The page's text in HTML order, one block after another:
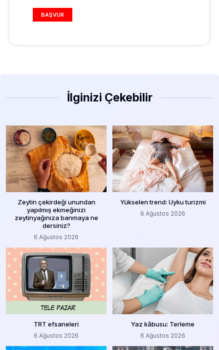
BAŞVUR
İlginizi Çekebilir
Zeytin çekirdeği unundan
yapılmış ekmeğinizi
zeytinyağınıza banmaya ne
dersiniz?
6 Ağustos 2026
Yükselen trend: Uyku turizmi
6 Ağustos 2026
TRT efsaneleri
6 Ağustos 2026
Yaz kâbusu: Terleme
6 Ağustos 2026